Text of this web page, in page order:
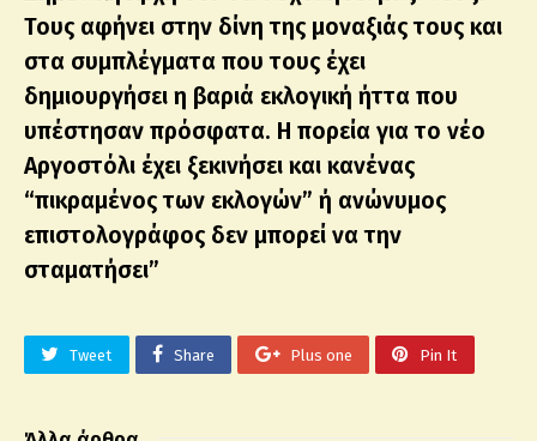
Τους αφήνει στην δίνη της μοναξιάς τους και
στα συμπλέγματα που τους έχει
δημιουργήσει η βαριά εκλογική ήττα που
υπέστησαν πρόσφατα. Η πορεία για το νέο
Αργοστόλι έχει ξεκινήσει και κανένας
“πικραμένος των εκλογών” ή ανώνυμος
επιστολογράφος δεν μπορεί να την
σταματήσει”
Tweet Share Plus one Pin It